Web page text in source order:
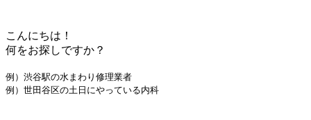
こんにちは！
何をお探しですか？
例）渋谷駅の水まわり修理業者
例）世田谷区の土日にやっている内科